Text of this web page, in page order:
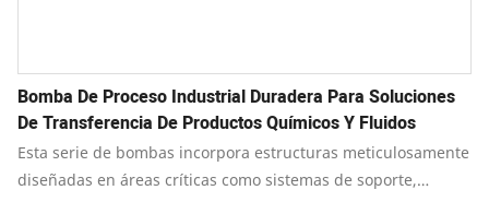
Bomba De Proceso Industrial Duradera Para Soluciones
De Transferencia De Productos Químicos Y Fluidos
Esta serie de bombas incorpora estructuras meticulosamente
diseñadas en áreas críticas como sistemas de soporte,